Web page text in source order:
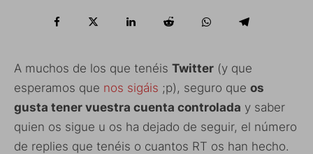
A muchos de los que tenéis Twitter (y que
esperamos que nos sigáis ;p), seguro que os
gusta tener vuestra cuenta controlada y saber
quien os sigue u os ha dejado de seguir, el número
de replies que tenéis o cuantos RT os han hecho.